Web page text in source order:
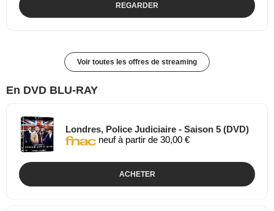
REGARDER
Voir toutes les offres de streaming
En DVD BLU-RAY
Londres, Police Judiciaire - Saison 5 (DVD)
neuf à partir de 30,00 €
ACHETER